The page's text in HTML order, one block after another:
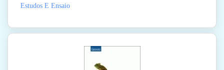
Estudos E Ensaio